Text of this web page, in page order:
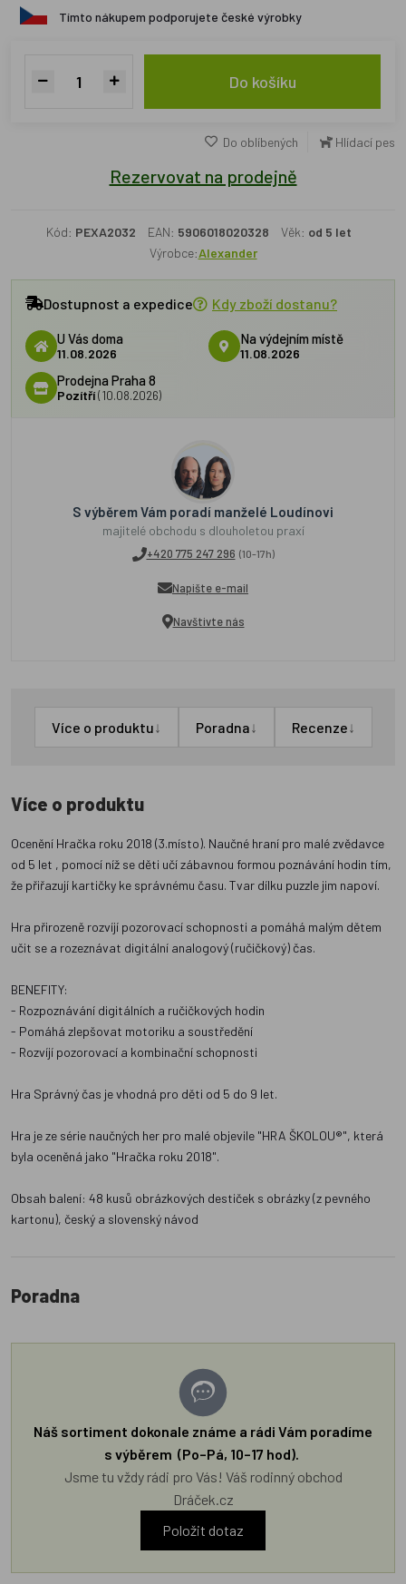
Tímto nákupem podporujete české výrobky
Do košíku
Do oblíbených Hlídací pes
Rezervovat na prodejně
Kód: PEXA2032 EAN: 5906018020328 Věk: od 5 let
Výrobce:Alexander
Dostupnost a expedice Kdy zboží dostanu?
U Vás doma
11.08.2026
Na výdejním místě
11.08.2026
Prodejna Praha 8
Pozítří(10.08.2026)
S výběrem Vám poradí manželé Loudínovi
majitelé obchodu s dlouholetou praxí
+420 775 247 296 (10-17h)
Napište e-mail
Navštivte nás
Více o produktu↓ Poradna↓ Recenze↓
Více o produktu
Ocenění Hračka roku 2018 (3.místo). Naučné hraní pro malé zvědavce
od 5 let , pomocí níž se děti učí zábavnou formou poznávání hodin tím,
že přiřazují kartičky ke správnému času. Tvar dílku puzzle jim napoví.
Hra přirozeně rozvíjí pozorovací schopnosti a pomáhá malým dětem
učit se a rozeznávat digitální analogový (ručičkový) čas.
BENEFITY:
- Rozpoznávání digitálních a ručičkových hodin
- Pomáhá zlepšovat motoriku a soustředění
- Rozvíjí pozorovací a kombinační schopnosti
Hra Správný čas je vhodná pro děti od 5 do 9 let.
Hra je ze série naučných her pro malé objevile "HRA ŠKOLOU®", která
byla oceněná jako "Hračka roku 2018".
Obsah balení: 48 kusů obrázkových destiček s obrázky (z pevného
kartonu), český a slovenský návod
Poradna
Náš sortiment dokonale známe a rádi Vám poradíme
s výběrem (Po–Pá, 10–17 hod).
Jsme tu vždy rádi pro Vás! Váš rodinný obchod
Dráček.cz
Položit dotaz